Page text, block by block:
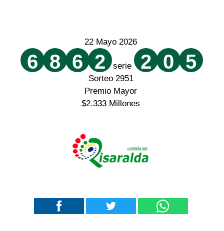
22 Mayo 2026
6 8 6 2 serie 2 0 5
Sorteo 2951
Premio Mayor
$2.333 Millones